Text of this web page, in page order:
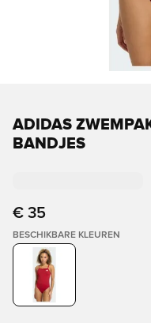
ADIDAS
BANDJES
€ 35
BESCHIKBARE KLEUREN